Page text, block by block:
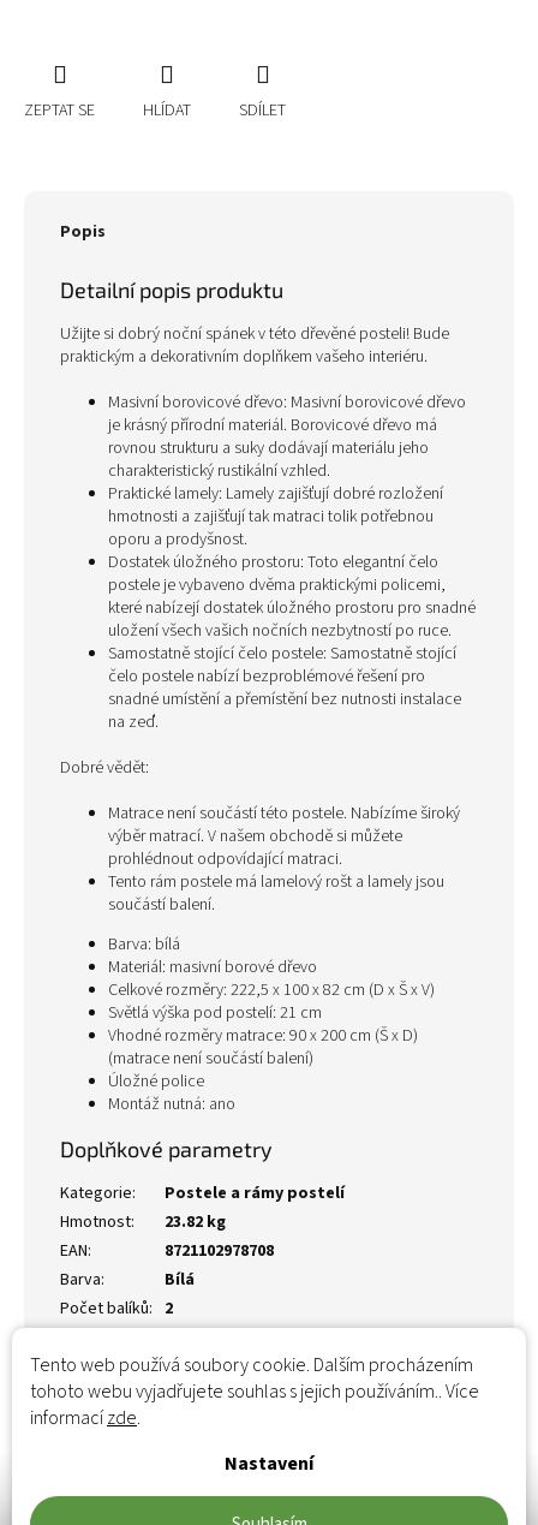
Tento web používá soubory cookie. Dalším procházením
tohoto webu vyjadřujete souhlas s jejich používáním.. Více
informacízde.
Nastavení
ZEPTAT SE HLÍDAT SDÍLET
Popis
Detailní popis produktu
Užijte si dobrý noční spánek v této dřevěné posteli! Bude
praktickým a dekorativním doplňkem vašeho interiéru.
Masivní borovicové dřevo: Masivní borovicové dřevo
je krásný přírodní materiál. Borovicové dřevo má
rovnou strukturu a suky dodávají materiálu jeho
charakteristický rustikální vzhled.
Praktické lamely: Lamely zajišťují dobré rozložení
hmotnosti a zajišťují tak matraci tolik potřebnou
oporu a prodyšnost.
Dostatek úložného prostoru: Toto elegantní čelo
postele je vybaveno dvěma praktickými policemi,
které nabízejí dostatek úložného prostoru pro snadné
uložení všech vašich nočních nezbytností po ruce.
Samostatně stojící čelo postele: Samostatně stojící
čelo postele nabízí bezproblémové řešení pro
snadné umístění a přemístění bez nutnosti instalace
na zeď.
Dobré vědět:
Matrace není součástí této postele. Nabízíme široký
výběr matrací. V našem obchodě si můžete
prohlédnout odpovídající matraci.
Tento rám postele má lamelový rošt a lamely jsou
součástí balení.
Barva: bílá
Materiál: masivní borové dřevo
Celkové rozměry: 222,5 x 100 x 82 cm (D x Š x V)
Světlá výška pod postelí: 21 cm
Vhodné rozměry matrace: 90 x 200 cm (Š x D)
(matrace není součástí balení)
Úložné police
Montáž nutná: ano
Doplňkové parametry
Kategorie:
Postele a rámy postelí
Hmotnost:
23.82 kg
EAN:
8721102978708
Barva:
Bílá
Počet balíků: 2